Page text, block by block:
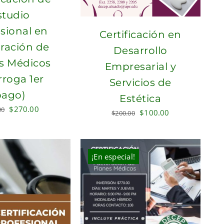
en
de
Médicos
1er
Original
$300.00.
$270.00Current
Certificación en
Desarrollo
Empresarial y
Servicios de
Estética
$200.00 Original
was:
$200.00.
$100.00
is:
$100.00.
¡En especial!